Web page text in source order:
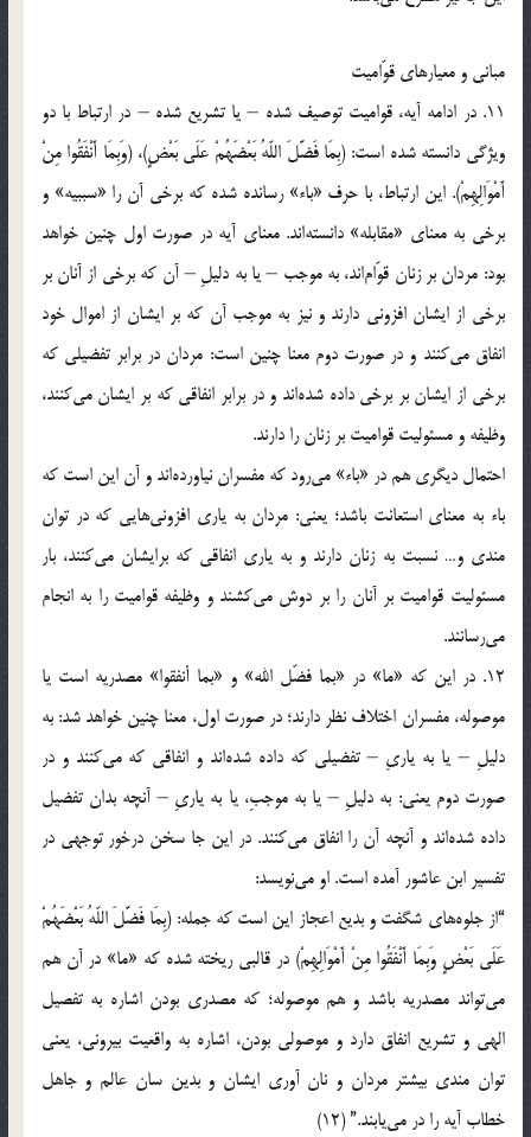
مبانی و معیارهای قوّامیت
11. در ادامه آیه، قوامیت توصیف شده – یا تشریع شده – در ارتباط با دو
ویژگی دانسته شده است: (بِمَا فَضَّلَ اللّهُ بَعْضَهُمْ عَلَى‏ بَعْضٍ)، (وَبِمَا أَنْفَقُوا مِنْ
أَمْوَالِهِمْ). این ارتباط، با حرف «باء» رسانده شده که برخی آن را «سببیه» و
برخی به معنای «مقابله» دانسته‌اند. معنای آیه در صورت اول چنین خواهد
بود: مردان بر زنان قوّام‌اند، به موجب – یا به دلیلِ – آن که برخی از آنان بر
برخی از ایشان افزونی دارند و نیز به موجب آن که بر ایشان از اموال خود
انفاق می‌کنند و در صورت دوم معنا چنین است: مردان در برابر تفضیلی که
برخی از ایشان بر برخی داده شده‌اند و در برابر انفاقی که بر ایشان می‌کنند،
وظیفه و مسئولیت قوامیت بر زنان را دارند.
احتمال دیگری هم در «باء» می‌رود که مفسران نیاورده‌اند و آن این است که
باء به معنای استعانت باشد؛ یعنی: مردان به یاری افزونی‌هایی که در توان
مندی و… نسبت به زنان دارند و به یاری انفاقی که برایشان می‌کنند، بار
مسئولیت قوامیت بر آنان را بر دوش می‌کشند و وظیفه قوامیت را به انجام
می‌رسانند.
12. در این که «ما» در «بما فضّل الله» و «بما أنفقوا» مصدریه است یا
موصوله، مفسران اختلاف نظر دارند؛ در صورت اول، معنا چنین خواهد شد: به
دلیلِ – یا به یاریِ – تفضیلی که داده شده‌اند و انفاقی که می‌کنند و در
صورت دوم یعنی: به دلیلِ – یا به موجبِ، یا به یاریِ – آنچه بدان تفضیل
داده شده‌اند و آنچه آن را انفاق می‌کنند. در این جا سخن درخور توجهی در
تفسیر ابن عاشور آمده است. او می‌نویسد:
“از جلوه‌ها‌ی‌ شگفت و بدیع اعجاز این است که جمله: (بِمَا فَضَّلَ اللّهُ بَعْضَهُمْ
عَلَى‏ بَعْضٍ وَبِمَا أَنْفَقُوا مِنْ أَمْوَالِهِمْ) در قالبی ریخته شده که «ما» در آن هم
می‌تواند مصدریه باشد و هم موصوله؛ که مصدری بودن اشاره به تفصیل
الهی و تشریع انفاق دارد و موصولی بودن، اشاره به واقعیت بیرونی، یعنی
توان مندی بیشتر مردان و نان آوری ایشان و بدین سان عالم و جاهل
خطاب آیه را در می‌یابند.” (12)